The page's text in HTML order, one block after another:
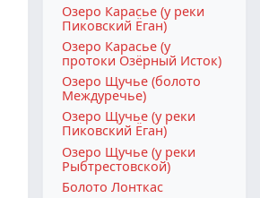
Озеро Карасье (у реки
Пиковский Ёган)
Озеро Карасье (у
протоки Озёрный Исток)
Озеро Щучье (болото
Междуречье)
Озеро Щучье (у реки
Пиковский Ёган)
Озеро Щучье (у реки
Рыбтрестовской)
Болото Лонткас